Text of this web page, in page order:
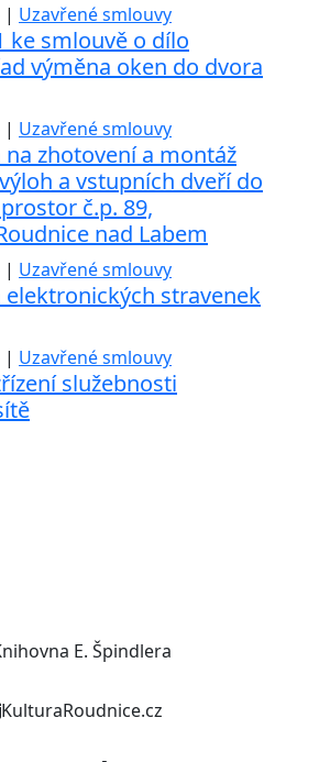
| Uzavřené smlouvy
ke smlouvě o dílo
výměna oken do dvora
| Uzavřené smlouvy
zhotovení a montáž
a vstupních dveří do
č.p. 89,
nad Labem
| Uzavřené smlouvy
elektronických stravenek
| Uzavřené smlouvy
služebnosti
E. Špindlera
KulturaRoudnice.cz